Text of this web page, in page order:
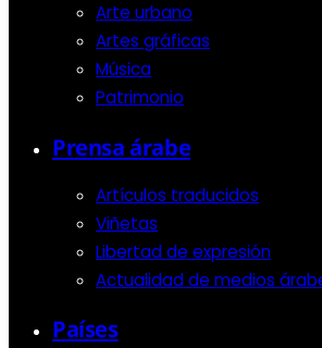
Arte urbano
Artes gráficas
Música
Patrimonio
Prensa árabe
Artículos traducidos
Viñetas
Libertad de expresión
Actualidad de medios
Países